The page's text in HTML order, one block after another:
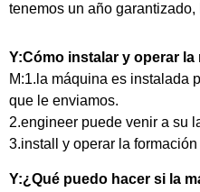
tenemos un año
Y:Cómo instalar y operar la
M:1.la máquina es instalada
que le enviamos.
2.engineer puede venir a su
3.install y operar la
Y:¿Qué puedo hacer si la